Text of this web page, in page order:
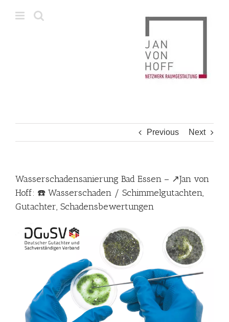
Previous Next
Wasserschadensanierung Bad Essen – ↗️Jan von
Hoff: ☎️ Wasserschaden / Schimmelgutachten,
Gutachter, Schadensbewertungen